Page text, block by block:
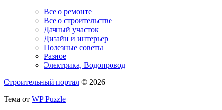
Все о ремонте
Все о строительстве
Дачный участок
Дизайн и интерьер
Полезные советы
Разное
Электрика, Водопровод
Строительный портал © 2026
Тема от WP Puzzle